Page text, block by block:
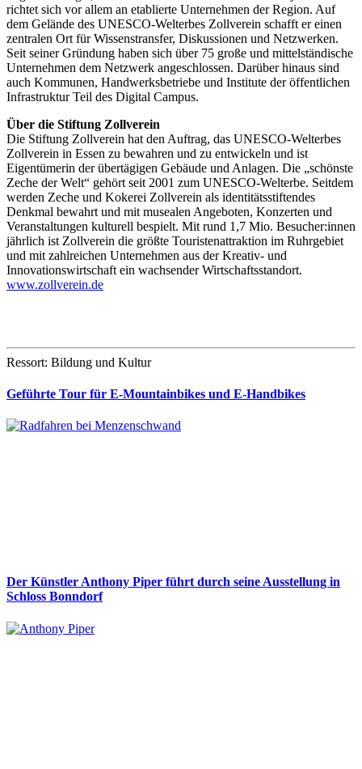
richtet sich vor allem an etablierte Unternehmen der Region. Auf
dem Gelände des UNESCO-Welterbes Zollverein schafft er einen
zentralen Ort für Wissenstransfer, Diskussionen und Netzwerken.
Seit seiner Gründung haben sich über 75 große und mittelständische
Unternehmen dem Netzwerk angeschlossen. Darüber hinaus sind
auch Kommunen, Handwerksbetriebe und Institute der öffentlichen
Infrastruktur Teil des Digital Campus.
Über die Stiftung Zollverein
Die Stiftung Zollverein hat den Auftrag, das UNESCO-Welterbes
Zollverein in Essen zu bewahren und zu entwickeln und ist
Eigentümerin der übertägigen Gebäude und Anlagen. Die „schönste
Zeche der Welt“ gehört seit 2001 zum UNESCO-Welterbe. Seitdem
werden Zeche und Kokerei Zollverein als identitätsstiftendes
Denkmal bewahrt und mit musealen Angeboten, Konzerten und
Veranstaltungen kulturell bespielt. Mit rund 1,7 Mio. Besucher:innen
jährlich ist Zollverein die größte Touristenattraktion im Ruhrgebiet
und mit zahlreichen Unternehmen aus der Kreativ- und
Innovationswirtschaft ein wachsender Wirtschaftsstandort.
www.zollverein.de
Ressort: Bildung und Kultur
Geführte Tour für E-Mountainbikes und E-Handbikes
Der Künstler Anthony Piper führt durch seine Ausstellung in
Schloss Bonndorf